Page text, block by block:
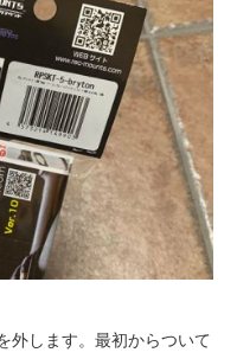
外します。最初からついて